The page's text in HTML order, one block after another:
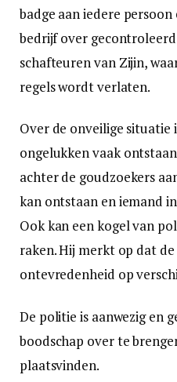
badge aan iedere
bedrijf over
schafteuren van Zijin,
regels wordt verlaten.
Over de onveilige situatie
ongelukken vaak
achter de goudzoekers
kan ontstaan en iemand
Ook kan een kogel van
raken. Hij merkt op dat
ontevredenheid op
De politie is aanwezig en
boodschap over te
plaatsvinden.